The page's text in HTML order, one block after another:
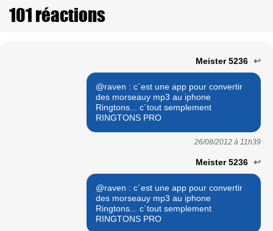
101 réactions
Meister 5236 ↩
@raven : c´est une app pour convertir
des morseauy mp3 au iphone
Ringtons... c´tout semplement
RINGTONS PRO
26/08/2012 à 11h39
Meister 5236 ↩
@raven : c´est une app pour convertir
des morseauy mp3 au iphone
Ringtons... c´tout semplement
RINGTONS PRO